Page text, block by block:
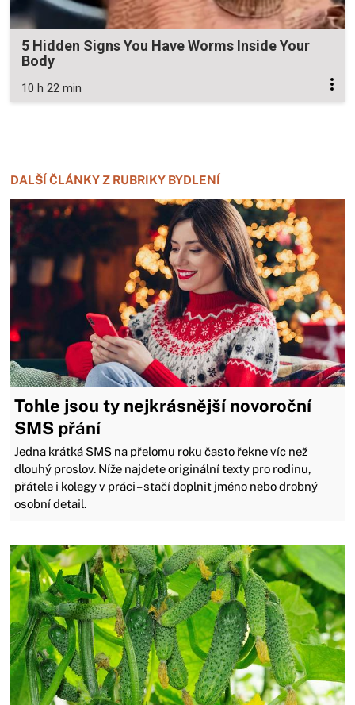
5 Hidden Signs You Have Worms Inside Your
Body
10 h 22 min
DALŠÍ ČLÁNKY Z RUBRIKY BYDLENÍ
Tohle jsou ty nejkrásnější novoroční
SMS přání
Jedna krátká SMS na přelomu roku často řekne víc než
dlouhý proslov. Níže najdete originální texty pro rodinu,
přátele i kolegy v práci – stačí doplnit jméno nebo drobný
osobní detail.